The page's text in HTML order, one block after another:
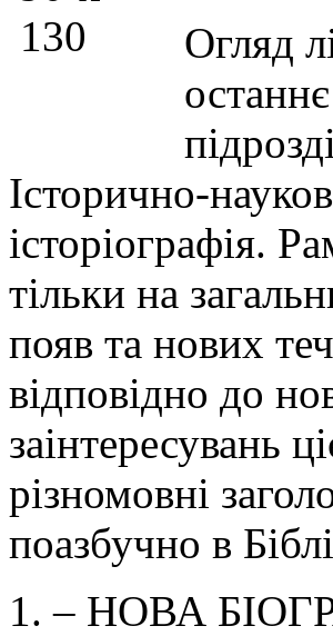
Огляд
Історично-
історіографія.
тільки на
появ та нових
відповідно до
заінтересувань
різномовні
поазбучно в
1. – НОВА